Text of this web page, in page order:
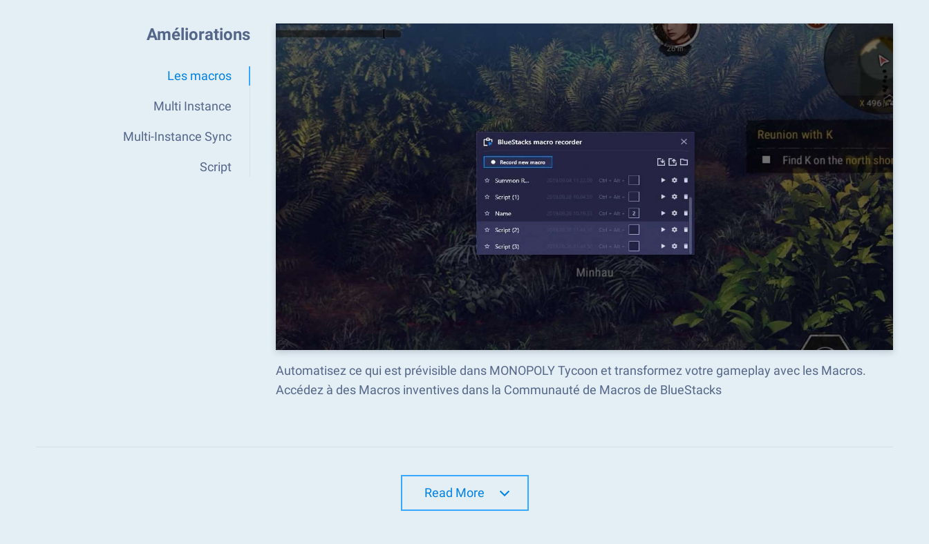
Améliorations
Les macros
Multi Instance
Multi-Instance Sync
Script
Automatisez ce qui est prévisible dans MONOPOLY Tycoon et transformez votre gameplay avec les Macros.
Accédez à des Macros inventives dans la Communauté de Macros de BlueStacks
Read More